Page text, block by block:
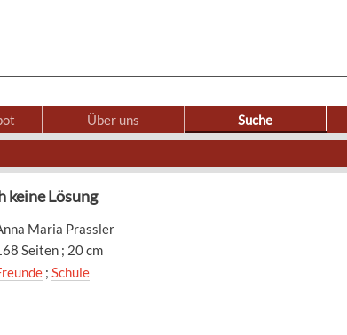
Über uns Suche
keine Lösung
Maria Prassler
Seiten ; 20 cm
; Schule